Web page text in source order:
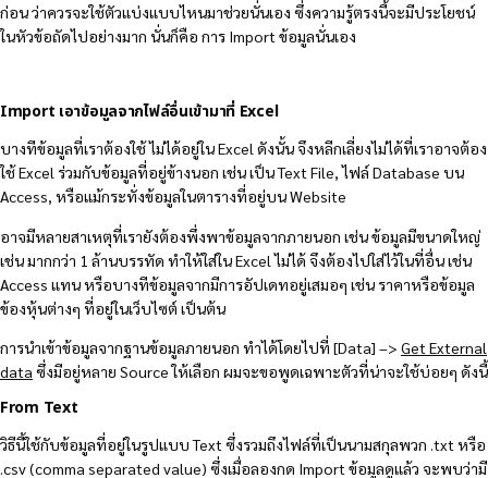
ก่อน ว่าควรจะใช้ตัวแบ่งแบบไหนมาช่วยนั่นเอง ซึ่งความรู้ตรงนี้จะมีประโยชน์
ในหัวข้อถัดไปอย่างมาก นั่นก็คือ การ Import ข้อมูลนั่นเอง
Import เอาข้อมูลจากไฟล์อื่นเข้ามาที่ Excel
บางทีข้อมูลที่เราต้องใช้ ไม่ได้อยู่ใน Excel ดังนั้น จึงหลีกเลี่ยงไม่ได้ที่เราอาจต้อง
ใช้ Excel ร่วมกับข้อมูลที่อยู่ข้างนอก เช่น เป็น Text File, ไฟล์ Database บน
Access, หรือแม้กระทั่งข้อมูลในตารางที่อยู่บน Website
อาจมีหลายสาเหตุที่เรายังต้องพึ่งพาข้อมูลจากภายนอก เช่น ข้อมูลมีขนาดใหญ่
เช่น มากกว่า 1 ล้านบรรทัด ทำให้ใส่ใน Excel ไม่ได้ จึงต้องไปใส่ไว้ในที่อื่น เช่น
Access แทน หรือบางทีข้อมูลจากมีการอัปเดทอยู่เสมอๆ เช่น ราคาหรือข้อมูล
ข้องหุ้นต่างๆ ที่อยู่ในเว็บไซต์ เป็นต้น
การนำเข้าข้อมูลจากฐานข้อมูลภายนอก ทำได้โดยไปที่ [Data] –> Get External
data ซึ่งมีอยู่หลาย Source ให้เลือก ผมจะขอพูดเฉพาะตัวที่น่าจะใช้บ่อยๆ ดังนี้
From Text
วิธีนี้ใช้กับข้อมูลที่อยู่ในรูปแบบ Text ซึ่งรวมถึงไฟล์ที่เป็นนามสกุลพวก .txt หรือ
.csv (comma separated value) ซึ่งเมื่อลองกด Import ข้อมูลดูแล้ว จะพบว่ามี